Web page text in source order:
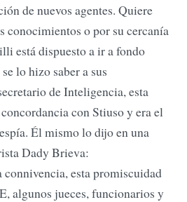
de nuevos agentes. Quiere
conocimientos o por su cercanía
está dispuesto a ir a fondo
lo hizo saber a sus
de Inteligencia, esta
con Stiuso y era el
Él mismo lo dijo en una
Dady Brieva:
connivencia, esta promiscuidad
algunos jueces, funcionarios y